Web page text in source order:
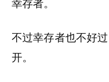
不过幸存者也不好
开。